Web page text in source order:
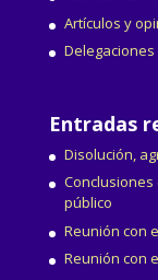
Artículos y
Delegaciones
Entradas
Disolución,
Conclusiones
público
Reunión con
Reunión con